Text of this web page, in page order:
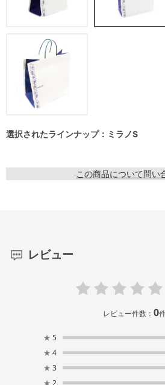
選択されたラインナップ：ミラノS
この商品について問い
レビュー
レビュー件数：0
★ 5
★ 4
★ 3
★ 2